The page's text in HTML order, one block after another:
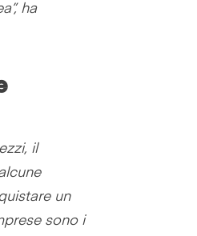
ha
il
un
sono i